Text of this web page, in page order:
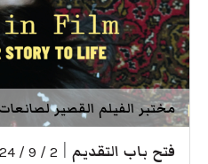
مختبر الفيلم القصير
فتح باب التقديم 2 / 9 / 2024